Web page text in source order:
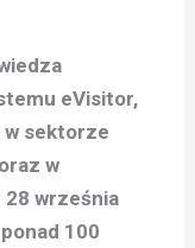
eVisitor,
sektorze
w
września
100